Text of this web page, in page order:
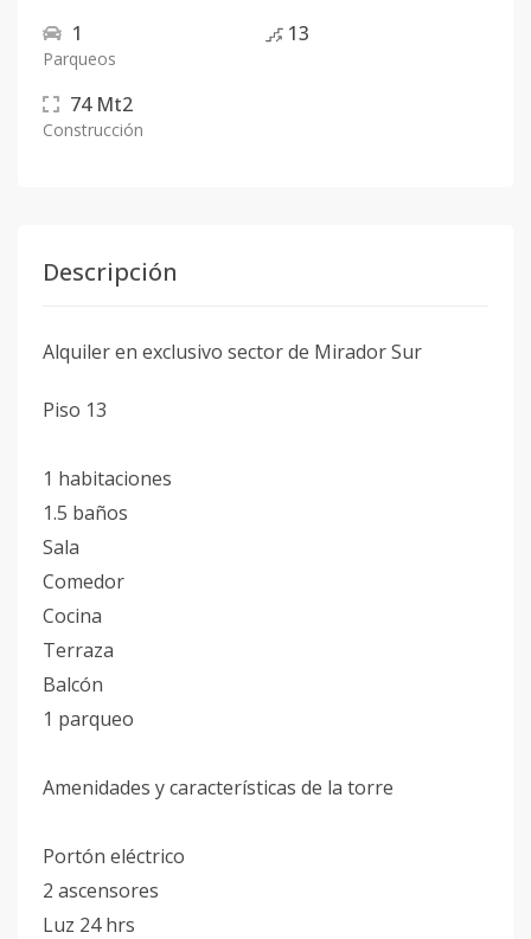
1
Parqueos
13
74 Mt2
Construcción
Descripción
Alquiler en exclusivo sector de Mirador Sur
Piso 13
1 habitaciones
1.5 baños
Sala
Comedor
Cocina
Terraza
Balcón
1 parqueo
Amenidades y características de la torre
Portón eléctrico
2 ascensores
Luz 24 hrs